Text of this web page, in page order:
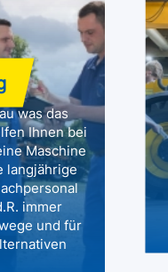
was das
Ihnen bei
Maschine
langjährige
immer
und für